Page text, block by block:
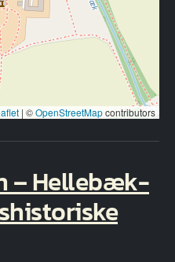
| ©OpenStreetMapcontributors
– Hellebæk-